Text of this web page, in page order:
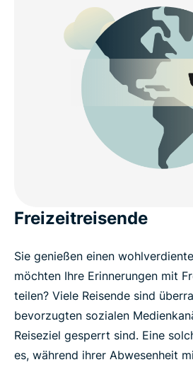
Freizeitreisende
Sie genießen einen
möchten Ihre Erinnerungen mit
teilen? Viele Reisende sind
bevorzugten sozialen
Reiseziel gesperrt sind. Eine
es, während ihrer Abwesenheit